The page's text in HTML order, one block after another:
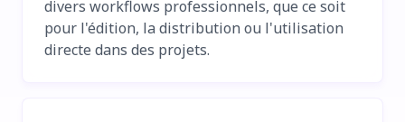
divers workflows professionnels, que ce soit
pour l'édition, la distribution ou l'utilisation
directe dans des projets.